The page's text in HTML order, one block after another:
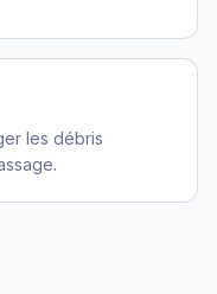
les débris